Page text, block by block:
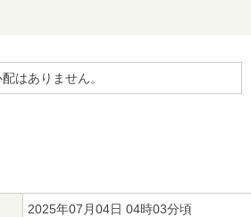
はありません。
2025年07月04日 04時03分頃